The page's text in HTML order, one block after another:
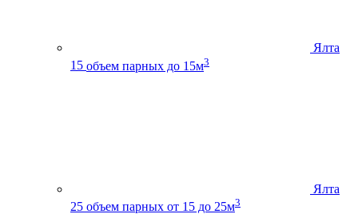
Ялта
15 объем парных до 15м3
Ялта
25 объем парных от 15 до 25м3